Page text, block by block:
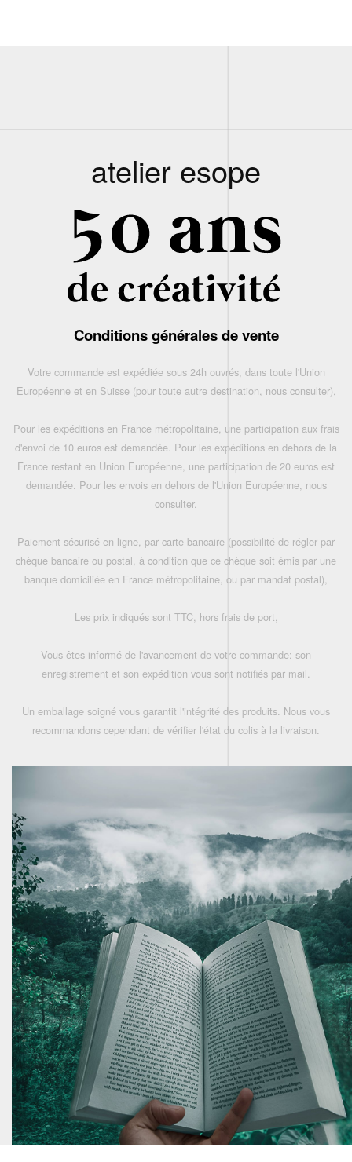
atelier esope
Conditions générales de vente
Votre commande est expédiée sous 24h ouvrés, dans toute l'Union
Européenne et en Suisse (pour toute autre destination, nous consulter),
Pour les expéditions en France métropolitaine, une participation aux frais
d'envoi de 10 euros est demandée. Pour les expéditions en dehors de la
France restant en Union Européenne, une participation de 20 euros est
demandée. Pour les envois en dehors de l'Union Européenne, nous
consulter.
Paiement sécurisé en ligne, par carte bancaire (possibilité de régler par
chèque bancaire ou postal, à condition que ce chèque soit émis par une
banque domiciliée en France métropolitaine, ou par mandat postal),
Les prix indiqués sont TTC, hors frais de port,
Vous êtes informé de l'avancement de votre commande: son
enregistrement et son expédition vous sont notifiés par mail.
Un emballage soigné vous garantit l'intégrité des produits. Nous vous
recommandons cependant de vérifier l'état du colis à la livraison.